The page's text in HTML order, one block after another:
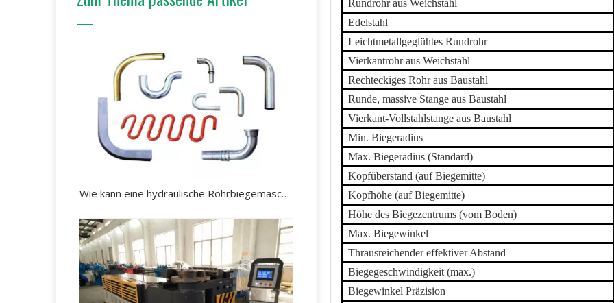
Wie kann eine hydraulische Rohrbiegemaschine effektiv gewartet werden?
Rundrohr aus Weichstahl
Edelstahl
Leichtmetallgeglühtes Rundrohr
Vierkantrohr aus Weichstahl
Rechteckiges Rohr aus Baustahl
Runde, massive Stange aus Baustahl
Vierkant-Vollstahlstange aus Baustahl
Min. Biegeradius
Max. Biegeradius (Standard)
Kopfüberstand (auf Biegemitte)
Kopfhöhe (auf Biegemitte)
Höhe des Biegezentrums (vom Boden)
Max. Biegewinkel
Thrausreichender effektiver Abstand
Biegegeschwindigkeit (max.)
Biegewinkel Präzision